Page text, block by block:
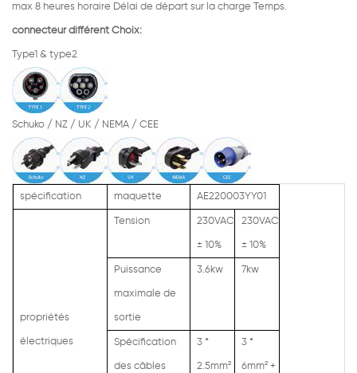
max 8 heures horaire Délai de départ sur la charge Temps.
connecteur différent Choix:
Type1 & type2
Schuko / NZ / UK / NEMA / CEE
spécification maquette AE220003YY01
propriétés
électriques
Tension 230VAC
± 10%
230VAC
± 10%
Puissance
maximale de
sortie
3.6kw 7kw
Spécification
des câbles
3 *
2.5mm²
3 *
6mm² +